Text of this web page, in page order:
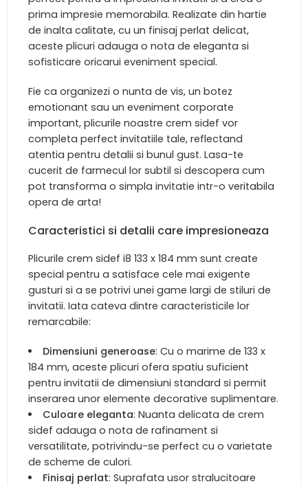
prima impresie memorabila. Realizate din hartie
de inalta calitate, cu un finisaj perlat delicat,
aceste plicuri adauga o nota de eleganta si
sofisticare oricarui eveniment special.
Fie ca organizezi o nunta de vis, un botez
emotionant sau un eveniment corporate
important, plicurile noastre crem sidef vor
completa perfect invitatiile tale, reflectand
atentia pentru detalii si bunul gust. Lasa-te
cucerit de farmecul lor subtil si descopera cum
pot transforma o simpla invitatie intr-o veritabila
opera de arta!
Caracteristici si detalii care impresioneaza
Plicurile crem sidef i8 133 x 184 mm sunt create
special pentru a satisface cele mai exigente
gusturi si a se potrivi unei game largi de stiluri de
invitatii. Iata cateva dintre caracteristicile lor
remarcabile:
Dimensiuni generoase: Cu o marime de 133 x
184 mm, aceste plicuri ofera spatiu suficient
pentru invitatii de dimensiuni standard si permit
inserarea unor elemente decorative suplimentare.
Culoare eleganta: Nuanta delicata de crem
sidef adauga o nota de rafinament si
versatilitate, potrivindu-se perfect cu o varietate
de scheme de culori.
Finisaj perlat: Suprafata usor stralucitoare